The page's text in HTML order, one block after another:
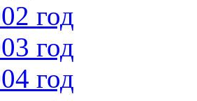
год
год
год